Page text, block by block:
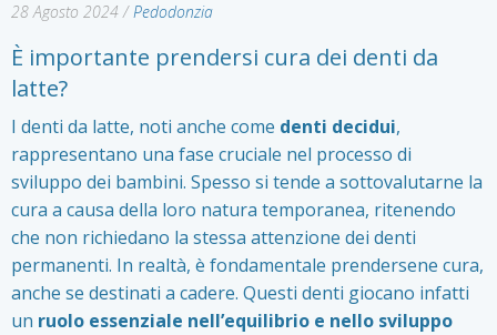
28 Agosto 2024/Pedodonzia
È importante prendersi cura dei denti da
latte?
I denti da latte, noti anche come denti decidui,
rappresentano una fase cruciale nel processo di
sviluppo dei bambini. Spesso si tende a sottovalutarne la
cura a causa della loro natura temporanea, ritenendo
che non richiedano la stessa attenzione dei denti
permanenti. In realtà, è fondamentale prendersene cura,
anche se destinati a cadere. Questi denti giocano infatti
un ruolo essenziale nell’equilibrio e nello sviluppo